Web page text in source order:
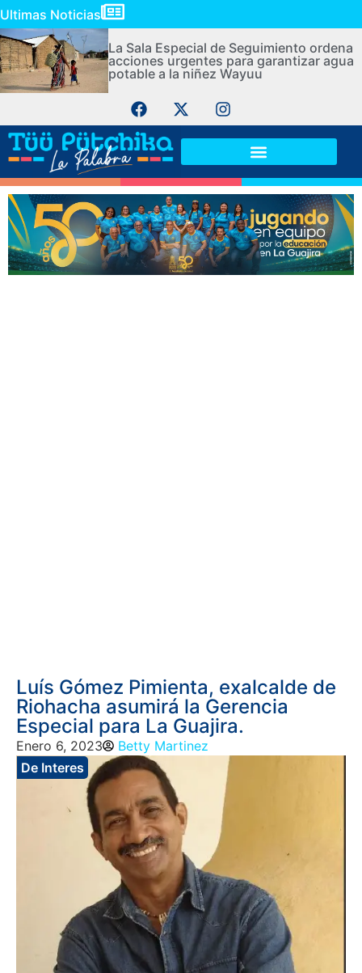
Ultimas Noticias
La Sala Especial de Seguimiento ordena
acciones urgentes para garantizar agua
potable a la niñez Wayuu
Luís Gómez Pimienta, exalcalde de
Riohacha asumirá la Gerencia
Especial para La Guajira.
Enero 6, 2023
Betty Martinez
De Interes